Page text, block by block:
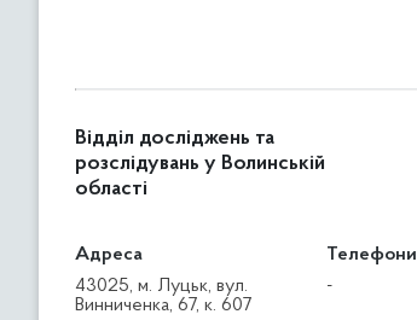
Відділ досліджень та
розслідувань у Волинській
області
Адреса
43025, м. Луцьк, вул.
Винниченка, 67, к. 607
Телефони
-